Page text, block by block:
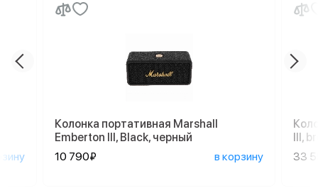
Колонка портативная Marshall
Emberton III, Black, черный
10 790₽
в корзину
III,
33